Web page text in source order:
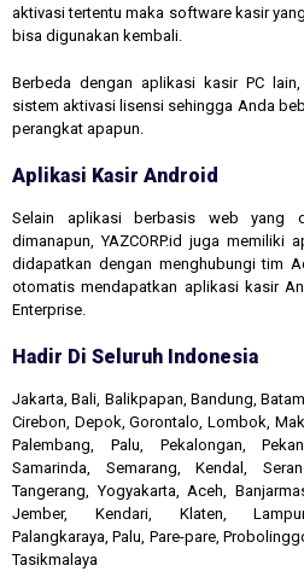
aktivasi tertentu maka software kasir
bisa digunakan kembali.
Berbeda dengan aplikasi kasir PC lain,
sistem aktivasi lisensi sehingga Anda
perangkat apapun.
Aplikasi Kasir Android
Selain aplikasi berbasis web yang
dimanapun, YAZCORP.id juga
didapatkan dengan menghubungi tim
otomatis mendapatkan aplikasi kasir
Enterprise.
Hadir Di Seluruh Indonesia
Jakarta, Bali, Balikpapan, Bandung,
Cirebon, Depok, Gorontalo, Lombok,
Palembang, Palu, Pekalongan,
Samarinda, Semarang, Kendal,
Tangerang, Yogyakarta, Aceh,
Jember, Kendari, Klaten,
Palangkaraya, Palu, Pare-pare,
Tasikmalaya